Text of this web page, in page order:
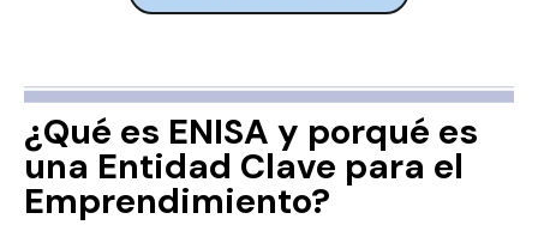
¿Qué es ENISA y porqué es
una Entidad Clave para el
Emprendimiento?